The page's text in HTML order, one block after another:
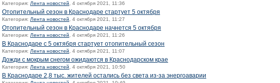
Категория: Лента новостей , 4 октября 2021, 11:36
Отопительный сезон в Краснодаре стартует 5 октября
Категория: Лента новостей , 4 октября 2021, 11:27
Отопительный сезон в Краснодаре начнется 5 октября
Категория: Лента новостей , 4 октября 2021, 11:26
В Краснодаре с 5 октября стартует отопительный сезон
Категория: Лента новостей , 4 октября 2021, 11:07
Дожди с мокрым снегом ожидаются в Краснодарском крае
Категория: Лента новостей , 4 октября 2021, 10:50
В Краснодаре 2,8 тыс. жителей остались без света из-за энергоаварии